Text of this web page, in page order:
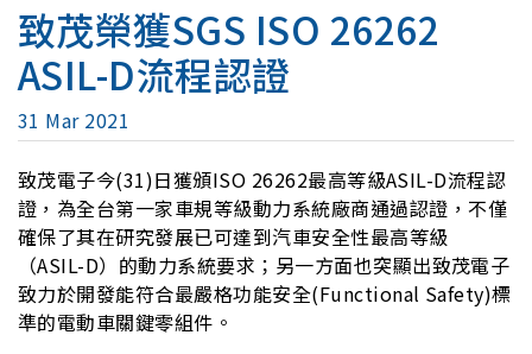
致茂榮獲SGS ISO 26262
ASIL-D流程認證
31 Mar 2021
致茂電子今(31)日獲頒ISO 26262最高等級ASIL-D流程認
證，為全台第一家車規等級動力系統廠商通過認證，不僅
確保了其在研究發展已可達到汽車安全性最高等級
（ASIL-D）的動力系統要求；另一方面也突顯出致茂電子
致力於開發能符合最嚴格功能安全(Functional Safety)標
準的電動車關鍵零組件。